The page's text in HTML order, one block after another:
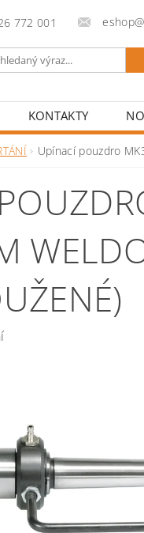
772 001
KONTAKTY
Upínací pouzdro